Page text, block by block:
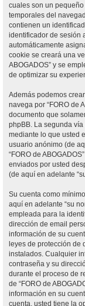
cuales son un
temporales del
contienen un
identificador de sesión
automáticamente
cookie se creará una
ABOGADOS” y se
de optimizar su
Además podemos
navega por “FORO de
documento que
phpBB. La segunda
mediante lo que usted
usuario anónimo (de
“FORO de
enviados por usted
(de aquí en adelante
Su cuenta como
aquí en adelante “su
empleada para la
dirección de email
información de su
leyes de protección de
instalados. Cualquier
contraseña y su
durante el proceso de
de “FORO de
información en su
cuenta, usted tiene la